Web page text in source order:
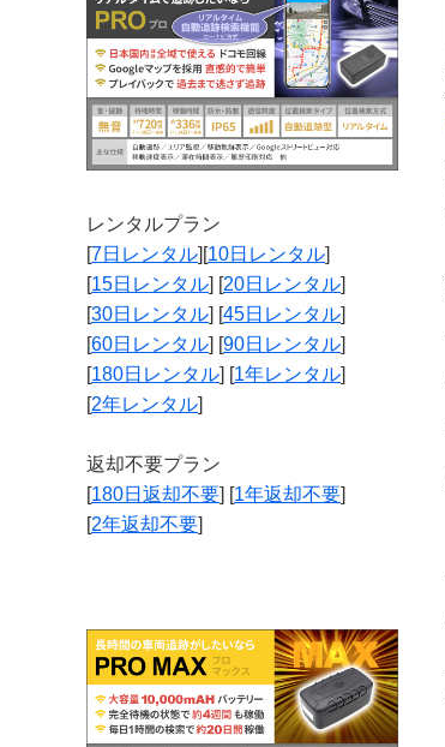
レンタルプラン
[7日レンタル][10日レンタル]
[15日レンタル] [20日レンタル]
[30日レンタル] [45日レンタル]
[60日レンタル] [90日レンタル]
[180日レンタル] [1年レンタル]
[2年レンタル]
返却不要プラン
[180日返却不要] [1年返却不要]
[2年返却不要]